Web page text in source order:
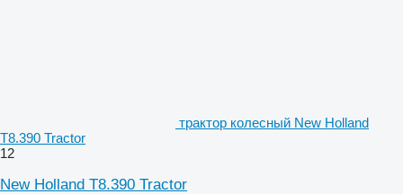
трактор колесный New Holland
T8.390 Tractor
12
New Holland T8.390 Tractor